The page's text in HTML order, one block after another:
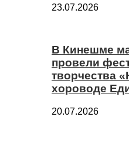
23.07.2026
В Кинешме
провели
творчества
хороводе
20.07.2026